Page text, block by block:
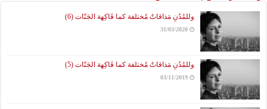
وللمُدُنِ مَذاقاتٌ مُختلفة كما فَاكِهة الجَنّات (6)
31/03/2020
وللمُدُنِ مَذاقاتٌ مُختلفة كما فَاكِهة الجَنّات (5)
03/11/2019